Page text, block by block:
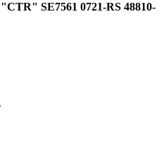
SE7561 0721-RS 48810-